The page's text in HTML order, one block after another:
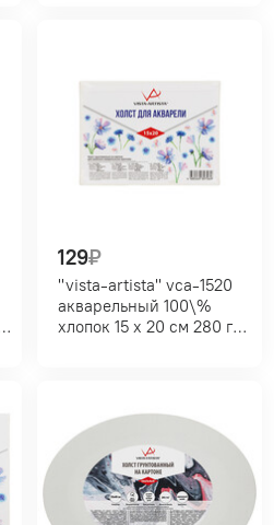
129₽
"vista-artista" vca-1520
акварельный 100\%
хлопок 15 х 20 см 280 г/